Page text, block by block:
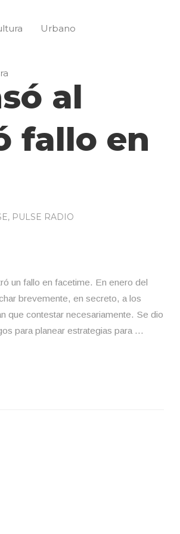
Urbano
al
fallo en
, PULSE RADIO
un fallo en facetime. En enero del
brevemente, en secreto, a los
que contestar necesariamente. Se dio
para planear estrategias para …